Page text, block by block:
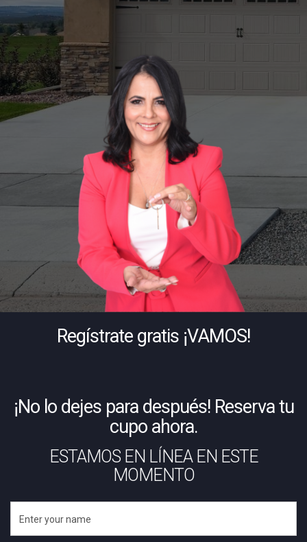
Regístrate gratis ¡VAMOS!
¡No lo dejes para después! Reserva tu
cupo ahora.
ESTAMOS EN LÍNEA EN ESTE
MOMENTO